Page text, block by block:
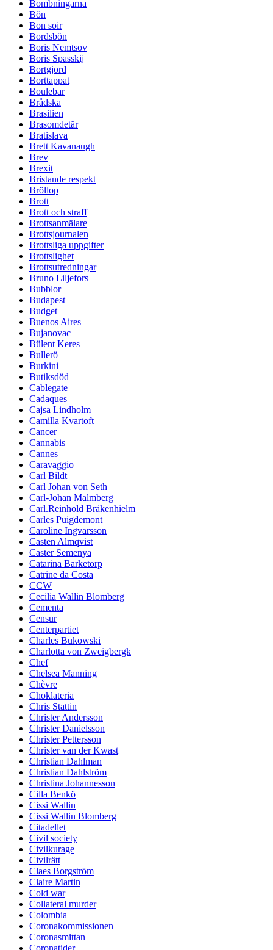
Bombningarna
Bön
Bon soir
Bordsbön
Boris Nemtsov
Boris Spasskij
Bortgjord
Borttappat
Boulebar
Brådska
Brasilien
Brasomdetär
Bratislava
Brett Kavanaugh
Brev
Brexit
Bristande respekt
Bröllop
Brott
Brott och straff
Brottsanmälare
Brottsjournalen
Brottsliga uppgifter
Brottslighet
Brottsutredningar
Bruno Liljefors
Bubblor
Budapest
Budget
Buenos Aires
Bujanovac
Bülent Keres
Bullerö
Burkini
Butiksdöd
Cablegate
Cadaques
Cajsa Lindholm
Camilla Kvartoft
Cancer
Cannabis
Cannes
Caravaggio
Carl Bildt
Carl Johan von Seth
Carl-Johan Malmberg
Carl.Reinhold Bråkenhielm
Carles Puigdemont
Caroline Ingvarsson
Casten Almqvist
Caster Semenya
Catarina Barketorp
Catrine da Costa
CCW
Cecilia Wallin Blomberg
Cementa
Censur
Centerpartiet
Charles Bukowski
Charlotta von Zweigbergk
Chef
Chelsea Manning
Chèvre
Choklateria
Chris Stattin
Christer Andersson
Christer Danielsson
Christer Pettersson
Christer van der Kwast
Christian Dahlman
Christian Dahlström
Christina Johannesson
Cilla Benkö
Cissi Wallin
Cissi Wallin Blomberg
Citadellet
Civil society
Civilkurage
Civilrätt
Claes Borgström
Claire Martin
Cold war
Collateral murder
Colombia
Coronakommissionen
Coronasmittan
Coronatider